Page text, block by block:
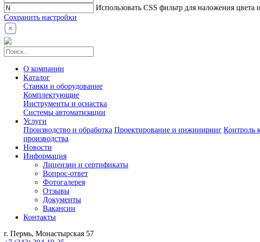
Использовать CSS фильтр для наложения цвета
Сохранить настройки
О компании
Каталог
Станки и оборудование
Комплектующие
Инструменты и оснастка
Системы автоматизации
Услуги
Производство и обработка Проектирование и инжиниринг Контроль
производства
Новости
Информация
Лицензии и сертификаты
Вопрос-ответ
Фотогалерея
Отзывы
Документы
Вакансии
Контакты
г. Пермь, Монастырская 57